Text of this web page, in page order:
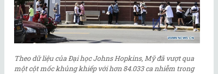
Theo dữ liệu của Đại học Johns Hopkins, Mỹ đã vượt qua
một cột mốc khủng khiếp với hơn 84.033 ca nhiễm trong